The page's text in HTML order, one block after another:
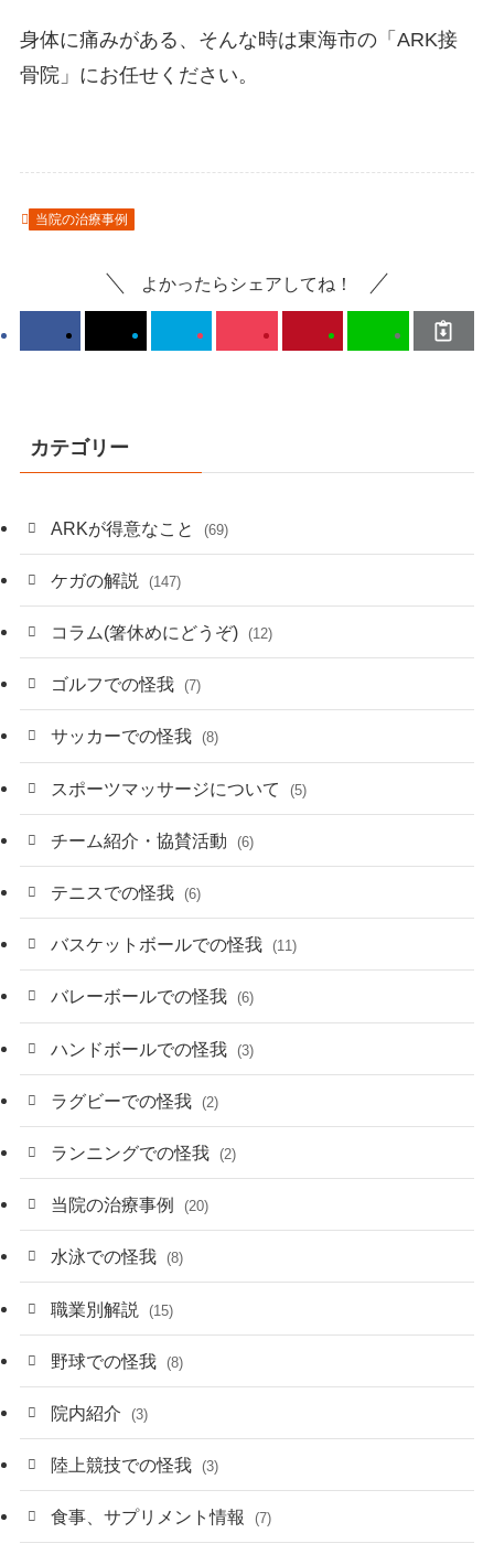
身体に痛みがある、そんな時は東海市の「ARK接
骨院」にお任せください。
当院の治療事例
よかったらシェアしてね！
カテゴリー
ARKが得意なこと (69)
ケガの解説 (147)
コラム(箸休めにどうぞ) (12)
ゴルフでの怪我 (7)
サッカーでの怪我 (8)
スポーツマッサージについて (5)
チーム紹介・協賛活動 (6)
テニスでの怪我 (6)
バスケットボールでの怪我 (11)
バレーボールでの怪我 (6)
ハンドボールでの怪我 (3)
ラグビーでの怪我 (2)
ランニングでの怪我 (2)
当院の治療事例 (20)
水泳での怪我 (8)
職業別解説 (15)
野球での怪我 (8)
院内紹介 (3)
陸上競技での怪我 (3)
食事、サプリメント情報 (7)